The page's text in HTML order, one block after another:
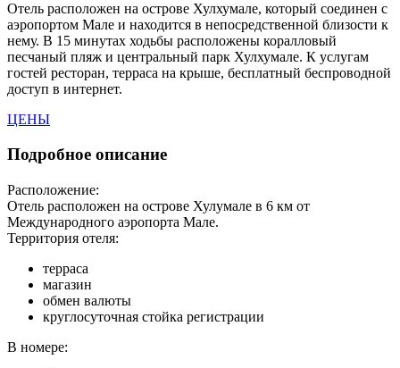
Отель расположен на острове Хулхумале, который соединен с
аэропортом Мале и находится в непосредственной близости к
нему. В 15 минутах ходьбы расположены коралловый
песчаный пляж и центральный парк Хулхумале. К услугам
гостей ресторан, терраса на крыше, бесплатный беспроводной
доступ в интернет.
ЦЕНЫ
Подробное описание
Расположение:
Отель расположен на острове Хулумале в 6 км от
Международного аэропорта Мале.
Территория отеля:
терраса
магазин
обмен валюты
круглосуточная стойка регистрации
В номере: